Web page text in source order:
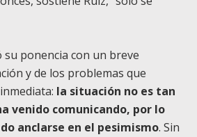
su ponencia con un breve
y de los problemas que
la situación no es tan
venido comunicando, por lo
anclarse en el pesimismo. Sin